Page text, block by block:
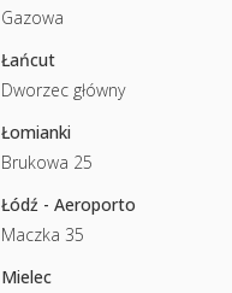
Gazowa
Łańcut
Dworzec główny
Łomianki
Brukowa 25
Łódź - Aeroporto
Maczka 35
Mielec